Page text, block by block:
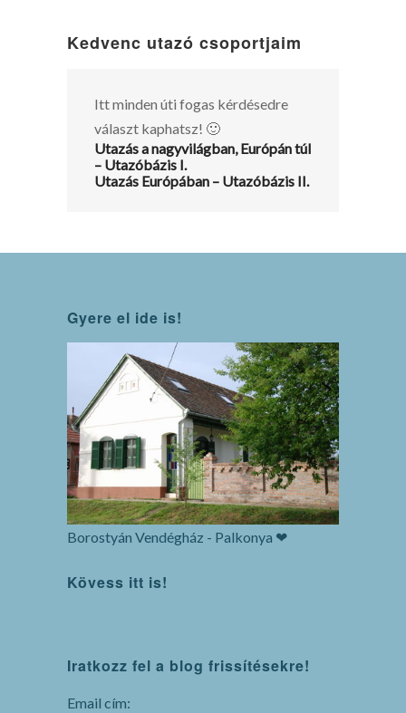
Kedvenc utazó csoportjaim
Itt minden úti fogas kérdésedre
választ kaphatsz! 🙂
Utazás a nagyvilágban, Európán túl
– Utazóbázis I.
Utazás Európában – Utazóbázis II.
Gyere el ide is!
Borostyán Vendégház - Palkonya ❤
Kövess itt is!
Iratkozz fel a blog frissítésekre!
Email cím: